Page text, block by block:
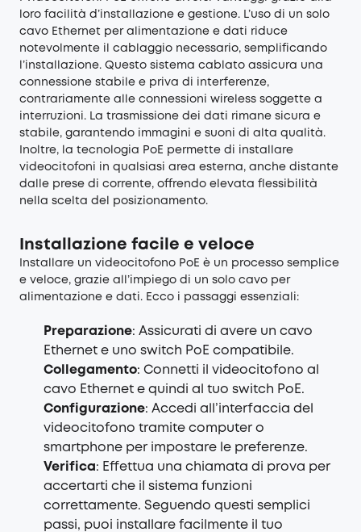
loro facilità d’installazione e gestione. L’uso di un solo
cavo Ethernet per alimentazione e dati riduce
notevolmente il cablaggio necessario, semplificando
l’installazione. Questo sistema cablato assicura una
connessione stabile e priva di interferenze,
contrariamente alle connessioni wireless soggette a
interruzioni. La trasmissione dei dati rimane sicura e
stabile, garantendo immagini e suoni di alta qualità.
Inoltre, la tecnologia PoE permette di installare
videocitofoni in qualsiasi area esterna, anche distante
dalle prese di corrente, offrendo elevata flessibilità
nella scelta del posizionamento.
Installazione facile e veloce
Installare un videocitofono PoE è un processo semplice
e veloce, grazie all’impiego di un solo cavo per
alimentazione e dati. Ecco i passaggi essenziali:
Preparazione: Assicurati di avere un cavo
Ethernet e uno switch PoE compatibile.
Collegamento: Connetti il videocitofono al
cavo Ethernet e quindi al tuo switch PoE.
Configurazione: Accedi all’interfaccia del
videocitofono tramite computer o
smartphone per impostare le preferenze.
Verifica: Effettua una chiamata di prova per
accertarti che il sistema funzioni
correttamente. Seguendo questi semplici
passi, puoi installare facilmente il tuo